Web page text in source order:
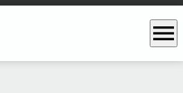
menu